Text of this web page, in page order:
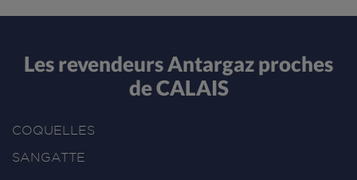
Les revendeurs Antargaz proches
de CALAIS
COQUELLES
SANGATTE